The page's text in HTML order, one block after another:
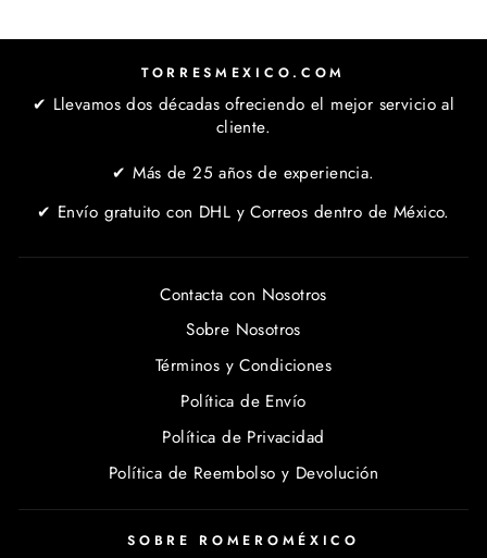
TORRESMEXICO.COM
✔ Llevamos dos décadas ofreciendo el mejor servicio al
cliente.
✔ Más de 25 años de experiencia.
✔ Envío gratuito con DHL y Correos dentro de México.
Contacta con Nosotros
Sobre Nosotros
Términos y Condiciones
Política de Envío
Política de Privacidad
Política de Reembolso y Devolución
SOBRE ROMEROMÉXICO